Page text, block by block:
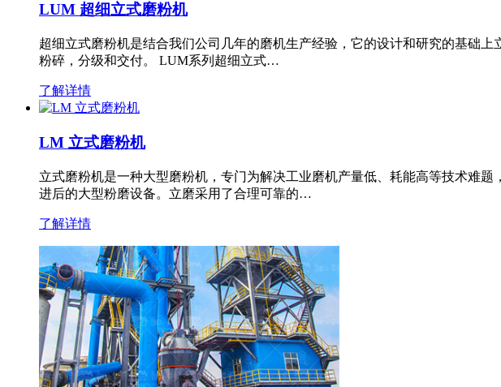
LUM 超细立式磨粉机
超细立式磨粉机是结合我们公司几年的磨机生产经验，它的设计和研究的基础
粉碎，分级和交付。 LUM系列超细立式…
了解详情
LM 立式磨粉机
立式磨粉机是一种大型磨粉机，专门为解决工业磨机产量低、耗能高等技术难
进后的大型粉磨设备。立磨采用了合理可靠的…
了解详情